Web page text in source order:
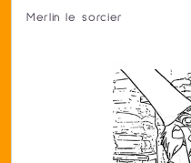
Merlin le sorcier